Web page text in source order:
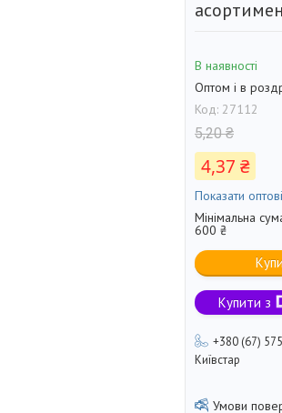
В наявності
Оптом і в
Код: 27112
5,20 ₴
4,37 ₴
Показати
Мінімальна
600 ₴
Купити з
+380 (67)
Київстар